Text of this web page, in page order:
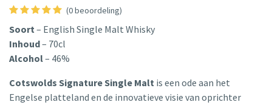
(0 beoordeling)
Soort– English Single Malt Whisky
Inhoud– 70cl
Alcohol– 46%
Cotswolds Signature Single Malt is een ode aan het
Engelse platteland en de innovatieve visie van oprichter